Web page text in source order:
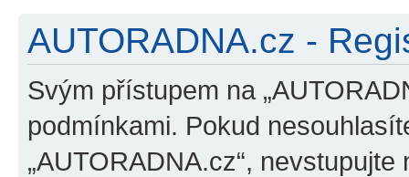
AUTORADNA.cz -
Svým přístupem na
podmínkami. Pokud
„AUTORADNA.cz“,